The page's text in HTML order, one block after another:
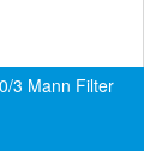
3 Mann Filter